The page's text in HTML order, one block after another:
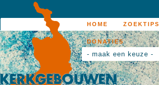
HOME ZOEKTIPS
DONATIES
- maak een keuze -